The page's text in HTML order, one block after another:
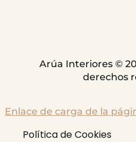
Arúa Interiores ©
derechos
Enlace de carga de la
Política de Cookies